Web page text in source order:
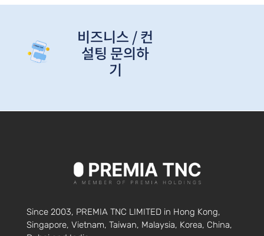
비즈니스 / 컨
설팅 문의하
기
Since 2003, PREMIA TNC LIMITED in Hong Kong,
Singapore, Vietnam, Taiwan, Malaysia, Korea, China,